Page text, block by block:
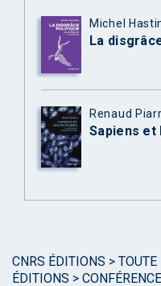
Michel
La
Renaud
Sapiens
CNRS ÉDITIONS > TOUTE
ÉDITIONS > CONFÉRENCE